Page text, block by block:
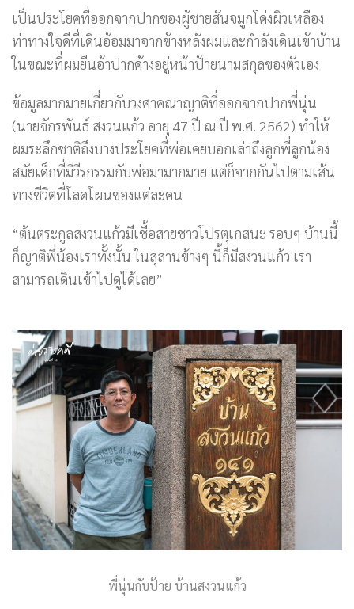
เป็นประโยคที่ออกจากปากของผู้ชายสันจมูกโด่งผิวเหลือง
ท่าทางใจดีที่เดินอ้อมมาจากข้างหลังผมและกำลังเดินเข้าบ้าน
ในขณะที่ผมยืนอ้าปากค้างอยู่หน้าป้ายนามสกุลของตัวเอง
ข้อมูลมากมายเกี่ยวกับวงศาคณาญาติที่ออกจากปากพี่นุ่น
(นายจักรพันธ์ สงวนแก้ว อายุ 47 ปี ณ ปี พ.ศ. 2562) ทำให้
ผมระลึกชาติถึงบางประโยคที่พ่อเคยบอกเล่าถึงลูกพี่ลูกน้อง
สมัยเด็กที่มีวีรกรรมกับพ่อมามากมาย แต่ก็จากกันไปตามเส้น
ทางชีวิตที่โลดโผนของแต่ละคน
“ต้นตระกูลสงวนแก้วมีเชื้อสายชาวโปรตุเกสนะ รอบๆ บ้านนี้
ก็ญาติพี่น้องเราทั้งนั้น ในสุสานข้างๆ นี้ก็มีสงวนแก้ว เรา
สามารถเดินเข้าไปดูได้เลย”
พี่นุ่นกับป้าย บ้านสงวนแก้ว